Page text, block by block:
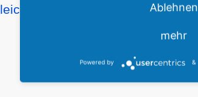
Motorsegler usw.:
Ablehnen
mehr
Powered by &